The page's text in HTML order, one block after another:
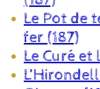
Le Pot de
fer (187)
Le Curé et